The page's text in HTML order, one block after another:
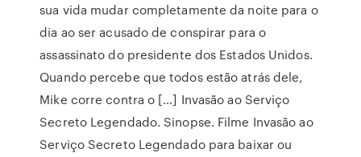
sua vida mudar completamente da noite para o
dia ao ser acusado de conspirar para o
assassinato do presidente dos Estados Unidos.
Quando percebe que todos estão atrás dele,
Mike corre contra o […] Invasão ao Serviço
Secreto Legendado. Sinopse. Filme Invasão ao
Serviço Secreto Legendado para baixar ou